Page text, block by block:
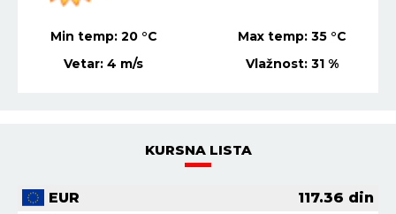
Min temp: 20 °C Max temp:35 °C
Vetar:4 m/s Vlažnost:31 %
KURSNA LISTA
EUR 117.36 din